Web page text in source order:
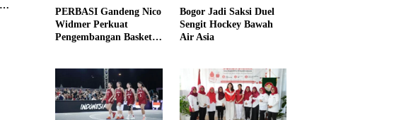
PERBASI Gandeng Nico
Widmer Perkuat
Pengembangan Basket
Bogor Jadi Saksi Duel
Sengit Hockey Bawah
Air Asia